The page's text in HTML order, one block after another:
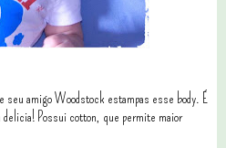
amigo Woodstock estampas esse body. É
Possui cotton, que permite maior